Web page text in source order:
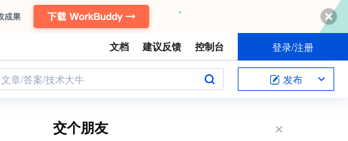
文档 建议反馈 控制台 登录/注册
文章/答案/技术大牛 发布
交个朋友